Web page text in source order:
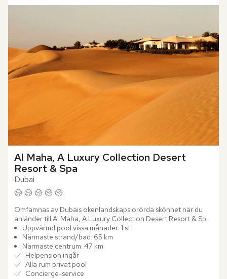
Al Maha, A Luxury Collection Desert
Resort & Spa
Dubai
Omfamnas av Dubais ökenlandskaps orörda skönhet när du
anländer till Al Maha, A Luxury Collection Desert Resort & Spa.
Bli en del av Dubai Desert Conservation Reserve och njut av...
Uppvärmd pool vissa månader: 1 st
Närmaste strand/bad: 65 km
Närmaste centrum: 47 km
Helpension ingår
Alla rum privat pool
Concierge-service